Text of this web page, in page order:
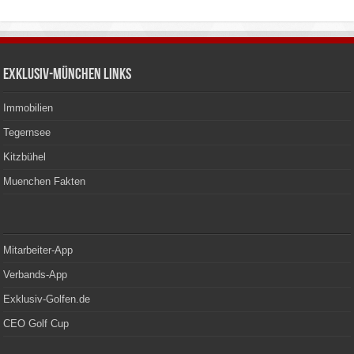
Exklusiv-München Links
Immobilien
Tegernsee
Kitzbühel
Muenchen Fakten
Mitarbeiter-App
Verbands-App
Exklusiv-Golfen.de
CEO Golf Cup